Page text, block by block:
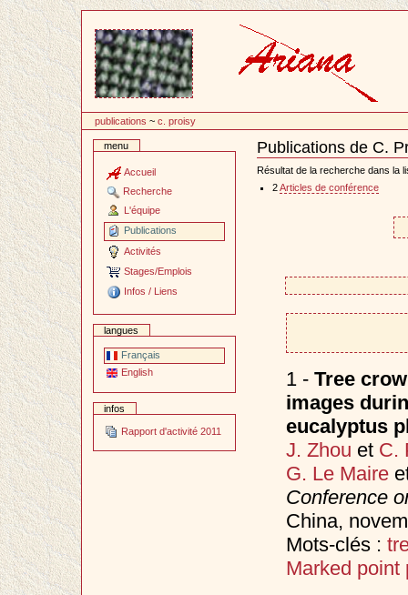
contenu
publications ~c. proisy
menu
Accueil
Recherche
L'équipe
Publications
Activités
Stages/Emplois
Infos / Liens
langues
Français
English
infos
Rapport d'activité 2011
Publications de C.
Document
Actions
Résultat de la recherche dans la
2Articles de conférence
1 - Tree
images
eucalyptus
J. Zhou et C.
G. Le Maire
Conference
China,
Mots-clés :
Marked point